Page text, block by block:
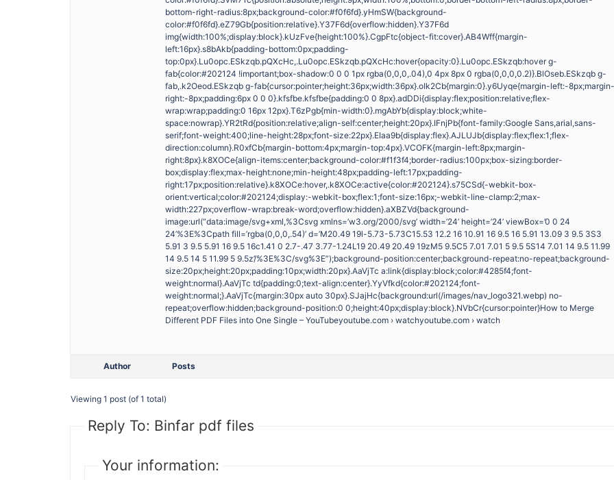
bottom-right-radius:8px;background-color:#f0f6fd}.yHmSW{background-
color:#f0f6fd}.eZ79Gb{position:relative}.Y37F6d{overflow:hidden}.Y37F6d
img{width:100%;display:block}.kUzFve{height:100%}.CgpFtc{object-fit:cover}.AB4Wff{margin-
left:16px}.s8bAkb{padding-bottom:0px;padding-
top:0px}.Lu0opc.ESkzqb.pQXcHc,.Lu0opc.ESkzqb.pQXcHc:hover{opacity:0}.Lu0opc.ESkzqb:hover g-
fab{color:#202124 !important;box-shadow:0 0 0 1px rgba(0,0,0,.04),0 4px 8px 0 rgba(0,0,0,0.2)}.BlOseb.ESkzqb g-
fab,.k2Oeod.ESkzqb g-fab{cursor:pointer;height:36px;width:36px}.oIk2Cb{margin:0}.y6Uyqe{margin-left:-8px;margin-
right:-8px;padding:6px 0 0 0}.kfsfbe.kfsfbe{padding:0 0 8px}.adDDi{display:flex;position:relative;flex-
wrap:wrap;padding:0 16px 12px}.T6zPgb{min-width:0}.mgAbYb{display:block;white-
space:nowrap}.YR2tRd{position:relative;align-self:center;height:20px}.IFnjPb{font-family:Google Sans,arial,sans-
serif;font-weight:400;line-height:28px;font-size:22px}.EIaa9b{display:flex}.AJLUJb{display:flex;flex:1;flex-
direction:column}.R0xfCb{margin-bottom:4px;margin-top:4px}.VCOFK{margin-left:8px;margin-
right:8px}.k8XOCe{align-items:center;background-color:#f1f3f4;border-radius:100px;box-sizing:border-
box;display:flex;max-height:none;min-height:48px;padding-left:17px;padding-
right:17px;position:relative}.k8XOCe:hover,.k8XOCe:active{color:#202124}.s75CSd{-webkit-box-
orient:vertical;color:#202124;display:-webkit-box;flex:1;font-size:16px;-webkit-line-clamp:2;max-
width:227px;overflow-wrap:break-word;overflow:hidden}.aXBZVd{background-
image:url(“data:image/svg+xml,%3Csvg xmlns=’w3.org/2000/svg’ width=’24’ height=’24’ viewBox=’0 0 24
24’%3E%3Cpath fill=’rgba(0,0,0,.54)’ d=’M20.49 19l-5.73-5.73C15.53 12.2 16 10.91 16 9.5 16 5.91 13.09 3 9.5 3S3
5.91 3 9.5 5.91 16 9.5 16c1.41 0 2.7-.47 3.77-1.24L19 20.49 20.49 19zM5 9.5C5 7.01 7.01 5 9.5 5S14 7.01 14 9.5 11.99
14 9.5 14 5 11.99 5 9.5z’/%3E%3C/svg%3E”);background-position:center;background-repeat:no-repeat;background-
size:20px;height:20px;padding:10px;width:20px}.AaVjTc a:link{display:block;color:#4285f4;font-
weight:normal}.AaVjTc td{padding:0;text-align:center}.YyVfkd{color:#202124;font-
weight:normal;}.AaVjTc{margin:30px auto 30px}.SJajHc{background:url(/images/nav_logo321.webp) no-
repeat;overflow:hidden;background-position:0 0;height:40px;display:block}.NVbCr{cursor:pointer}How to Merge
Different PDF Files into One Single – YouTubeyoutube.com › watchyoutube.com › watch
Author Posts
Viewing 1 post (of 1 total)
Reply To: Binfar pdf files
Your information: